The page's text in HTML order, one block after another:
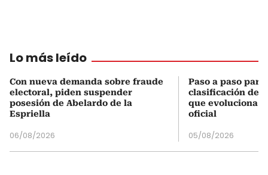
Lo más leído
Con nueva demanda sobre fraude
electoral, piden suspender
posesión de Abelardo de la
Espriella
06/08/2026
Paso a paso
clasificación del
que evoluciona
oficial
05/08/2026